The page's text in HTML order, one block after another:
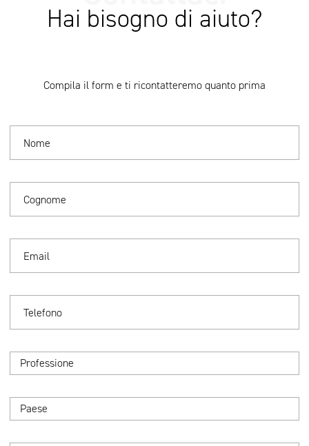
Hai bisogno di aiuto?
Compila il form e ti ricontatteremo quanto prima
Nome
Cognome
Email
Telefono
Professione
Paese